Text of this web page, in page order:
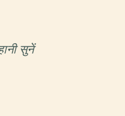
सुनें